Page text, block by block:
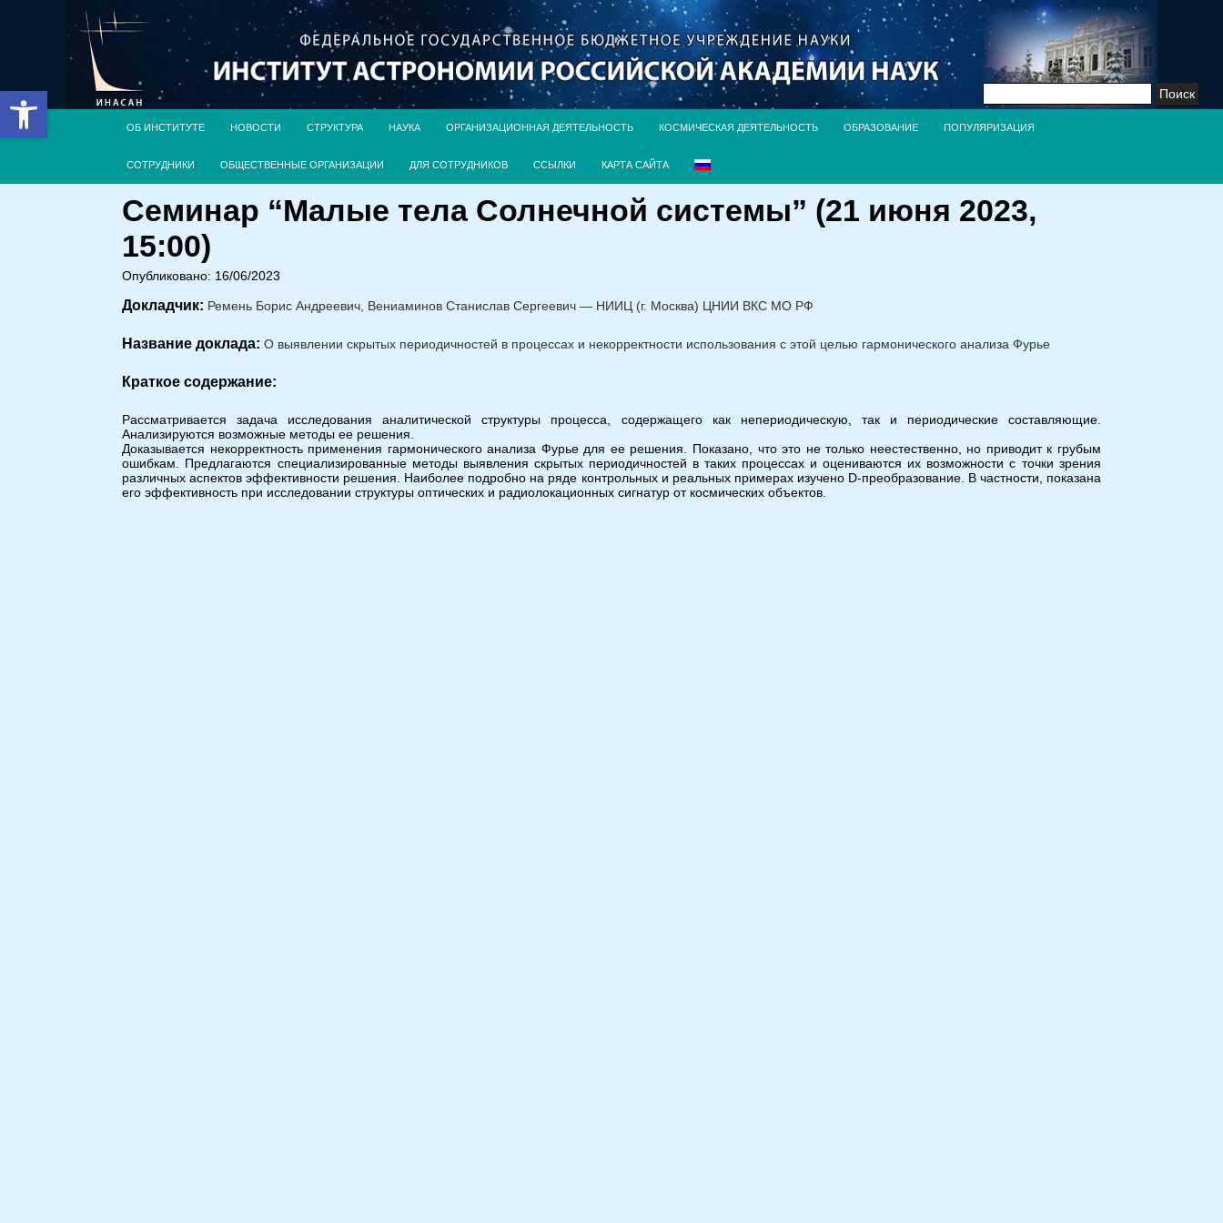
Открыть панель инструментов Найти:
ОБ ИНСТИТУТЕ НОВОСТИ СТРУКТУРА НАУКА ОРГАНИЗАЦИОННАЯ ДЕЯТЕЛЬНОСТЬ КОСМИЧЕСКАЯ ДЕЯТЕЛЬНОСТЬ ОБРАЗОВАНИЕ ПОПУЛЯРИЗАЦИЯ
СОТРУДНИКИ ОБЩЕСТВЕННЫЕ ОРГАНИЗАЦИИ ДЛЯ СОТРУДНИКОВ ССЫЛКИ КАРТА САЙТА
Семинар “Малые тела Солнечной системы” (21 июня 2023,
15:00)
Опубликовано: 16/06/2023
Докладчик: Ремень Борис Андреевич, Вениаминов Станислав Сергеевич — НИИЦ (г. Москва) ЦНИИ ВКС МО РФ
Название доклада:О выявлении скрытых периодичностей в процессах и некорректности использования с этой целью гармонического анализа Фурье
Краткое содержание:
Рассматривается задача исследования аналитической структуры процесса, содержащего как непериодическую, так и периодические составляющие.
Анализируются возможные методы ее решения.
Доказывается некорректность применения гармонического анализа Фурье для ее решения. Показано, что это не только неестественно, но приводит к грубым
ошибкам. Предлагаются специализированные методы выявления скрытых периодичностей в таких процессах и оцениваются их возможности с точки зрения
различных аспектов эффективности решения. Наиболее подробно на ряде контрольных и реальных примерах изучено D-преобразование. В частности, показана
его эффективность при исследовании структуры оптических и радиолокационных сигнатур от космических объектов.